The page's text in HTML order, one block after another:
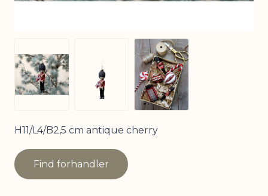
View larger image
View larger image
View larger image
H11/L4/B2,5 cm antique cherry
Find forhandler